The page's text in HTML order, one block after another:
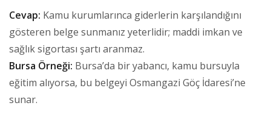
Cevap: Kamu kurumlarınca giderlerin karşılandığını
gösteren belge sunmanız yeterlidir; maddi imkan ve
sağlık sigortası şartı aranmaz.
Bursa Örneği: Bursa’da bir yabancı, kamu bursuyla
eğitim alıyorsa, bu belgeyi Osmangazi Göç İdaresi’ne
sunar.